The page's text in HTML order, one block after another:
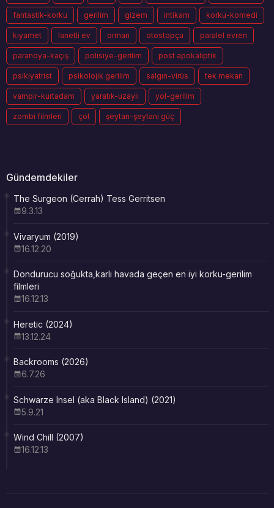
fantastik-korku gerilim gizem intikam korku-komedi
kıyamet lanetli ev orman otostopçu paralel evren
paranoya-kaçış polisiye-gerilim post apokaliptik
psikiyatrist psikolojik gerilim salgın-virüs tek mekan
vampir-kurtadam yaratık-uzaylı yol-gerilim
zombi filmleri çöl şeytan-şeytani güç
Gündemdekiler
The Surgeon (Cerrah) Tess Gerritsen
9.3.13
Vivaryum (2019)
16.12.20
Dondurucu soğukta,karlı havada geçen en iyi korku-gerilim
filmleri
16.12.13
Heretic (2024)
13.12.24
Backrooms (2026)
6.7.26
Schwarze Insel (aka Black Island) (2021)
5.9.21
Wind Chill (2007)
16.12.13